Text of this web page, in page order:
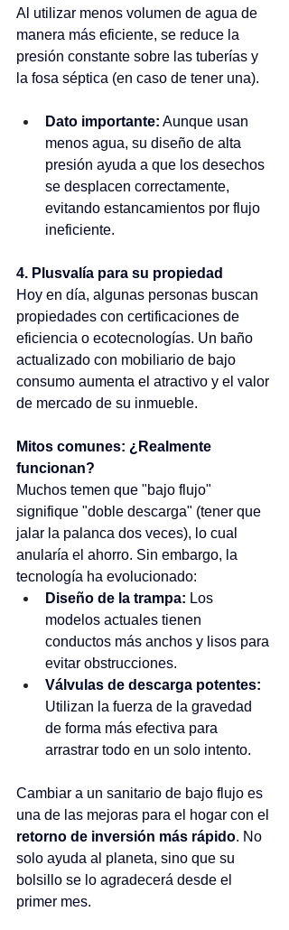
Al utilizar menos volumen de agua de
manera más eficiente, se reduce la
presión constante sobre las tuberías y
la fosa séptica (en caso de tener una).
Dato importante: Aunque usan
menos agua, su diseño de alta
presión ayuda a que los desechos
se desplacen correctamente,
evitando estancamientos por flujo
ineficiente.
4. Plusvalía para su propiedad
Hoy en día, algunas personas buscan
propiedades con certificaciones de
eficiencia o ecotecnologías. Un baño
actualizado con mobiliario de bajo
consumo aumenta el atractivo y el valor
de mercado de su inmueble.
Mitos comunes: ¿Realmente
funcionan?
Muchos temen que "bajo flujo"
signifique "doble descarga" (tener que
jalar la palanca dos veces), lo cual
anularía el ahorro. Sin embargo, la
tecnología ha evolucionado:
Diseño de la trampa: Los
modelos actuales tienen
conductos más anchos y lisos para
evitar obstrucciones.
Válvulas de descarga potentes:
Utilizan la fuerza de la gravedad
de forma más efectiva para
arrastrar todo en un solo intento.
Cambiar a un sanitario de bajo flujo es
una de las mejoras para el hogar con el
retorno de inversión más rápido. No
solo ayuda al planeta, sino que su
bolsillo se lo agradecerá desde el
primer mes.